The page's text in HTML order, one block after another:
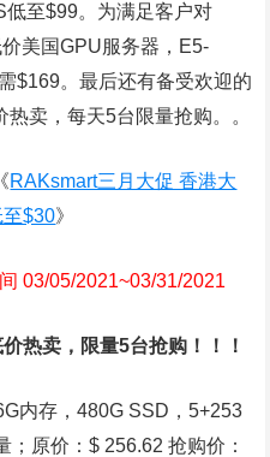
低至$99。为满足客户对
美国GPU服务器，E5-
$169。最后还有备受欢迎的
卖，每天5台限量抢购。。
RAKsmart三月大促 香港大
$30》
03/05/2021~03/31/2021
热卖，限量5台抢购！！！
内存，480G SSD，5+253
；原价：$ 256.62 抢购价：